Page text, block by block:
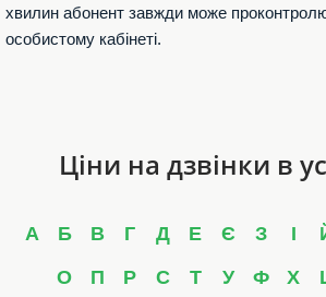
хвилин абонент завжди може
особистому кабінеті.
Ціни на дзвінки в
А Б В Г Д Е Є З І
О
П Р С Т У Ф Х